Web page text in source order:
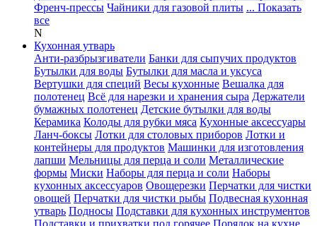
Френч-прессы Чайники для газовой плиты ... Показать
все
N
Кухонная утварь
Анти-разбрызгиватели Банки для сыпучих продуктов
Бутылки для воды Бутылки для масла и уксуса
Вертушки для специй Весы кухонные Вешалка для
полотенец Всё для нарезки и хранения сыра Держатели
бумажных полотенец Детские бутылки для воды
Керамика Колоды для рубки мяса Кухонные аксессуары
Ланч-боксы Лотки для столовых приборов Лотки и
контейнеры для продуктов Машинки для изготовления
лапши Мельницы для перца и соли Металлические
формы Миски Наборы для перца и соли Наборы
кухонных аксессуаров Овощерезки Перчатки для чистки
овощей Перчатки для чистки рыбы Подвесная кухонная
утварь Подносы Подставки для кухонных инструментов
Подставки и прихватки под горячее Порядок на кухне